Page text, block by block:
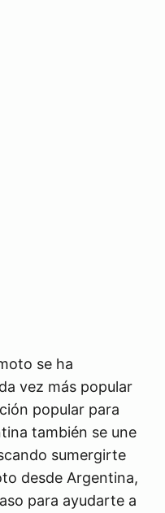
se ha
vez más popular
popular para
también se une
sumergirte
desde Argentina,
para ayudarte a